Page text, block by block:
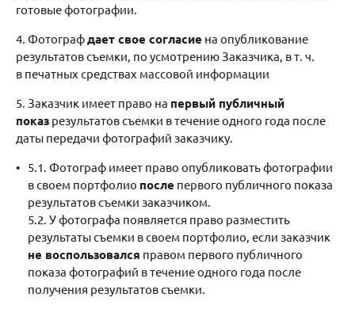
готовые фотографии.
4. Фотографдает свое согласие на опубликование
результатов съемки, по усмотрению Заказчика, в т. ч.
в печатных средствах массовой информации
5. Заказчик имеет право на первый публичный
показ результатов съемки в течение одного года после
даты передачи фотографий заказчику.
5.1. Фотограф имеет право опубликовать фотографии
в своем портфолио после первого публичного показа
результатов съемки заказчиком.
5.2. У фотографа появляется право разместить
результаты съемки в своем портфолио, если заказчик
не воспользовался правом первого публичного
показа фотографий в течение одного года после
получения результатов съемки.